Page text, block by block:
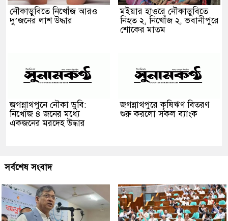
নৌকাডুবিতে নিখোঁজ আরও
দু’জনের লাশ উদ্ধার
মইয়ার হাওরে নৌকাডুবিতে
নিহত ২, নিখোঁজ ২, ভবানীপুরে
শোকের মাতম
জগন্নাথপুনে নৌকা ডুবি:
নিখোঁজ ৪ জনের মধ্যে
একজনের মরদেহ উদ্ধার
জগন্নাথপুরে কৃষিঋণ বিতরণ
শুরু করলো সকল ব্যাংক
সর্বশেষ সংবাদ